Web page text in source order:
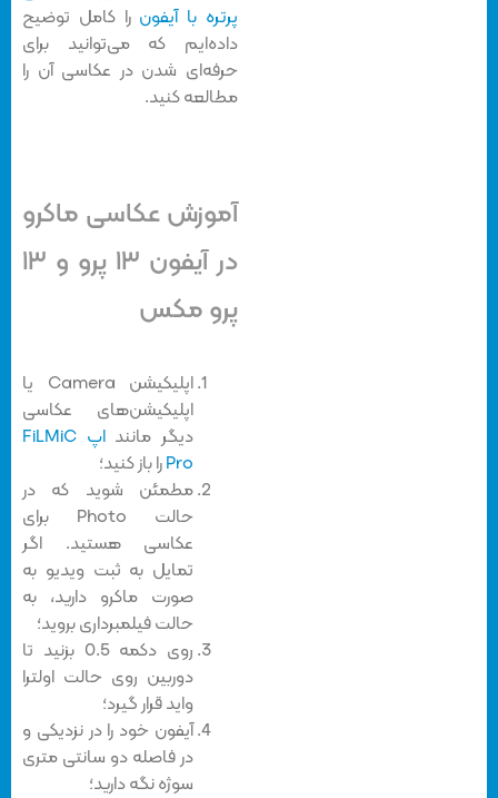
پرتره با آیفونرا کامل توضیح
داده‌ایم که می‌توانید برای
حرفه‌ای شدن در عکاسی آن را
مطالعه کنید.
آموزش عکاسی ماکرو
در آیفون ۱۳ پرو و ۱۳
پرو مکس
اپلیکیشن Camera یا
اپلیکیشن‌های عکاسی
دیگر مانند
اپ FiLMiC
را باز کنید؛
مطمئن شوید که در
حالت Photo برای
عکاسی هستید. اگر
تمایل به ثبت ویدیو به
صورت ماکرو دارید، به
حالت فیلمبرداری بروید؛
روی دکمه 0.5 بزنید تا
دوربین روی حالت اولترا
واید قرار گیرد؛
آیفون خود را در نزدیکی و
در فاصله دو سانتی متری
سوژه نگه دارید؛